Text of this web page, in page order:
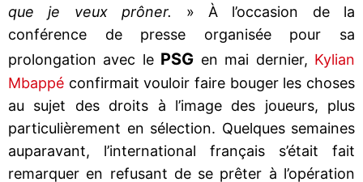
que je veux prôner.
» À l’occasion de la
conférence de presse organisée pour sa
prolongation avec le PSG en mai dernier, Kylian
Mbappé confirmait vouloir faire bouger les choses
au sujet des droits à l’image des joueurs, plus
particulièrement en sélection. Quelques semaines
auparavant, l’international français s’était fait
remarquer en refusant de se prêter à l’opération